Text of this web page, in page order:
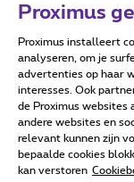
Alle rechten
Algemene
Proximus
Proximus installeert
analyseren, om je
advertenties op haar
interesses. Ook
de Proximus websites
andere websites en
relevant kunnen zijn
bepaalde cookies
kan verstoren